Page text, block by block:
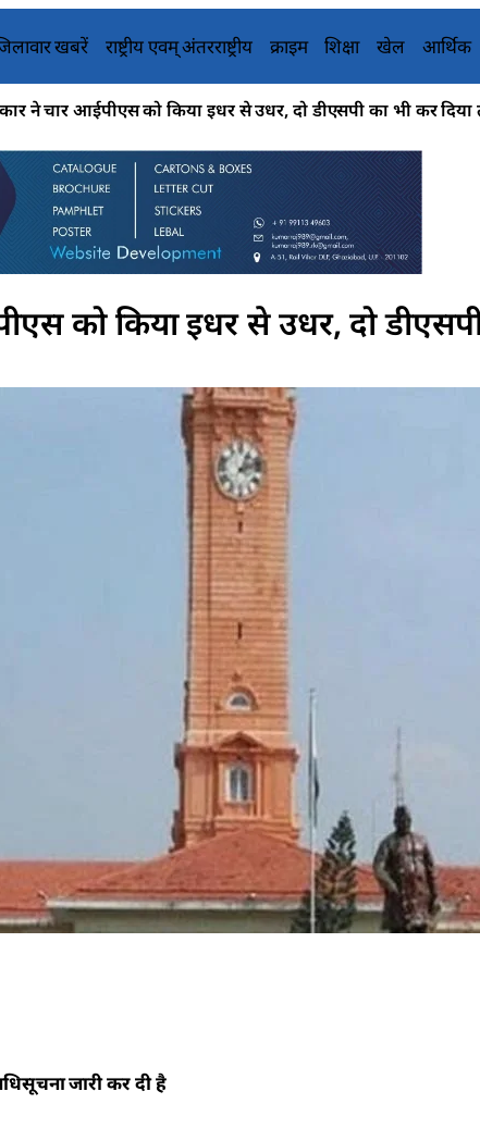
खबरें राष्ट्रीय एवम् अंतरराष्ट्रीय क्राइम शिक्षा खेल आर्थिक
ने चार आईपीएस को किया इधर से उधर, दो डीएसपी का भी कर दिया
को किया इधर से उधर, दो
जारी कर दी है